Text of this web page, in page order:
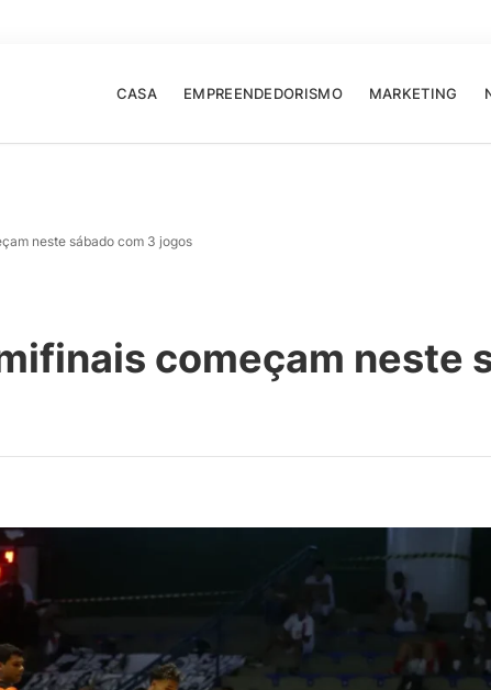
CASA EMPREENDEDORISMO MARKETING
neste sábado com 3 jogos
começam neste